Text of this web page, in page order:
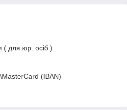
( для юр. осіб )
(IBAN)